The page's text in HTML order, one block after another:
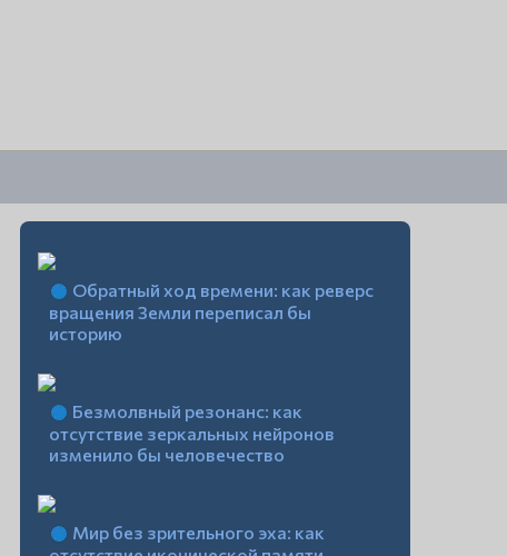
Обратный ход времени: как реверс
вращения Земли переписал бы
историю
Безмолвный резонанс: как
отсутствие зеркальных нейронов
изменило бы человечество
Мир без зрительного эха: как